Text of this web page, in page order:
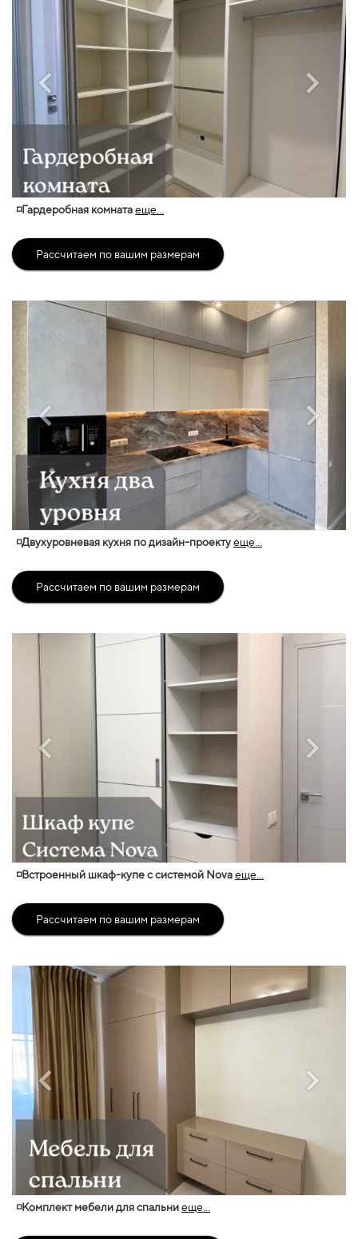
◽Гардеробная комнатаеще...
Рассчитаем по вашим размерам
◽Двухуровневая кухня по дизайн-проектуеще...
Рассчитаем по вашим размерам
◽Встроенный шкаф-купе с системой Novaеще...
Рассчитаем по вашим размерам
◽Комплект мебели для спальниеще...